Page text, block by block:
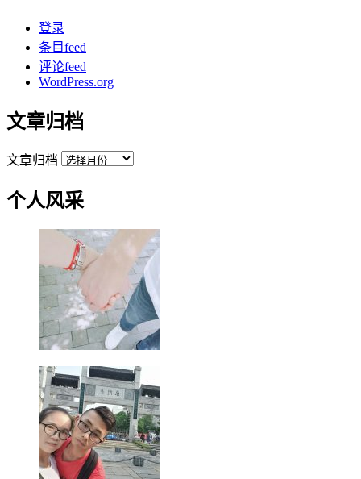
登录
条目feed
评论feed
WordPress.org
文章归档
文章归档
个人风采